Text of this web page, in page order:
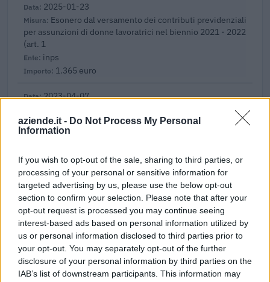
aziende.it - Do Not Process My Personal
Information
If you wish to opt-out of the sale, sharing to third parties, or
processing of your personal or sensitive information for
targeted advertising by us, please use the below opt-out
section to confirm your selection. Please note that after your
opt-out request is processed you may continue seeing
interest-based ads based on personal information utilized by
us or personal information disclosed to third parties prior to
your opt-out. You may separately opt-out of the further
disclosure of your personal information by third parties on the
IAB’s list of downstream participants. This information may
2025-01-23
Esonero dal versamento dei contributi previdenziali
per assunzioni di donne lavoratrici nel biennio 2021 - 2022
(art. 1
inps
1.365 euro
2023-04-07
seguito della crisi economica causata dall'epidemia di
COVID-19 [con mo
2.022 euro
2022-11-12
Esonero dal versamento dei contributi previdenziali
per assunzioni di donne lavoratrici nel biennio 2021 - 2022
(art. 1
inps
1.560 euro
2022-05-26